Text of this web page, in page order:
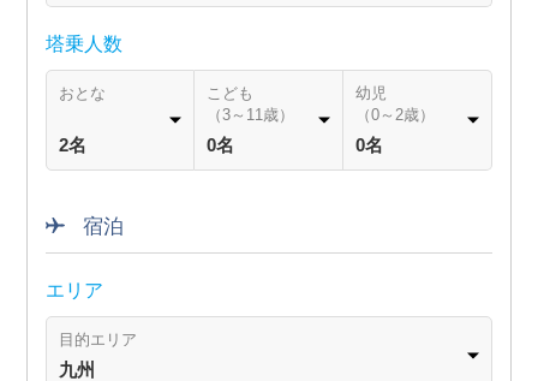
塔乗人数
おとな
2名
こども
（3～11歳）
0名
幼児
（0～2歳）
0名
宿泊
エリア
目的エリア
九州